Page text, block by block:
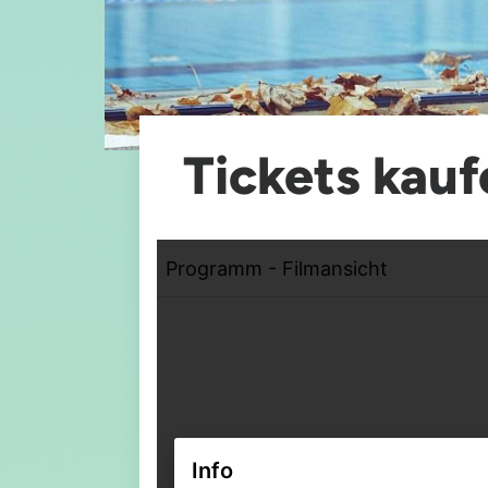
Tickets